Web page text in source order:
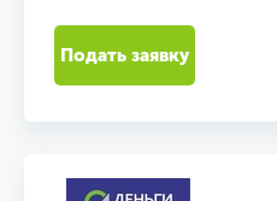
Подать заявку